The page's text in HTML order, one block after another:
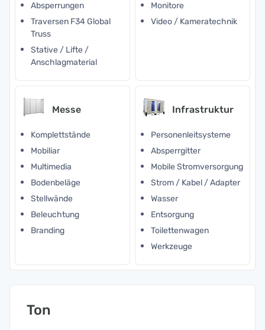
Absperrungen
Traversen F34 Global
Truss
Stative / Lifte /
Anschlagmaterial
Monitore
Video / Kameratechnik
Messe
Komplettstände
Mobiliar
Multimedia
Bodenbeläge
Stellwände
Beleuchtung
Branding
Infrastruktur
Personenleitsysteme
Absperrgitter
Mobile Stromversorgung
Strom / Kabel / Adapter
Wasser
Entsorgung
Toilettenwagen
Werkzeuge
Ton